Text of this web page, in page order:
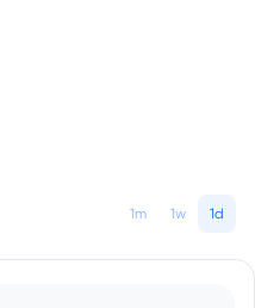
1d
1w
1m